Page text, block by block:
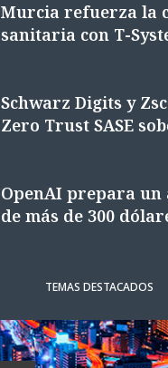
Murcia refuerza la
sanitaria con T-
Schwarz Digits y
Zero Trust SASE
OpenAI prepara un
de más de 300
TEMAS DESTACADOS